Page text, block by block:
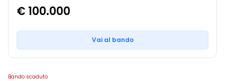
€ 100.000
Vai al bando
Bando scaduto